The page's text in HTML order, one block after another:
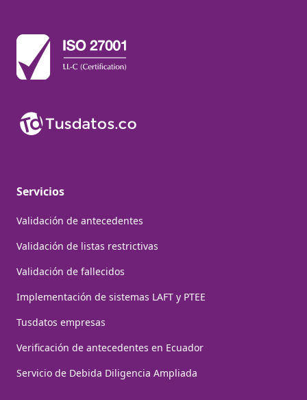
Servicios
Validación de antecedentes
Validación de listas restrictivas
Validación de fallecidos
Implementación de sistemas LAFT y PTEE
Tusdatos empresas
Verificación de antecedentes en Ecuador
Servicio de Debida Diligencia Ampliada